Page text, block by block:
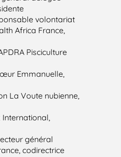
volontariat
Africa France,
Pisciculture
Emmanuelle,
La Voute nubienne,
International,
général
codirectrice